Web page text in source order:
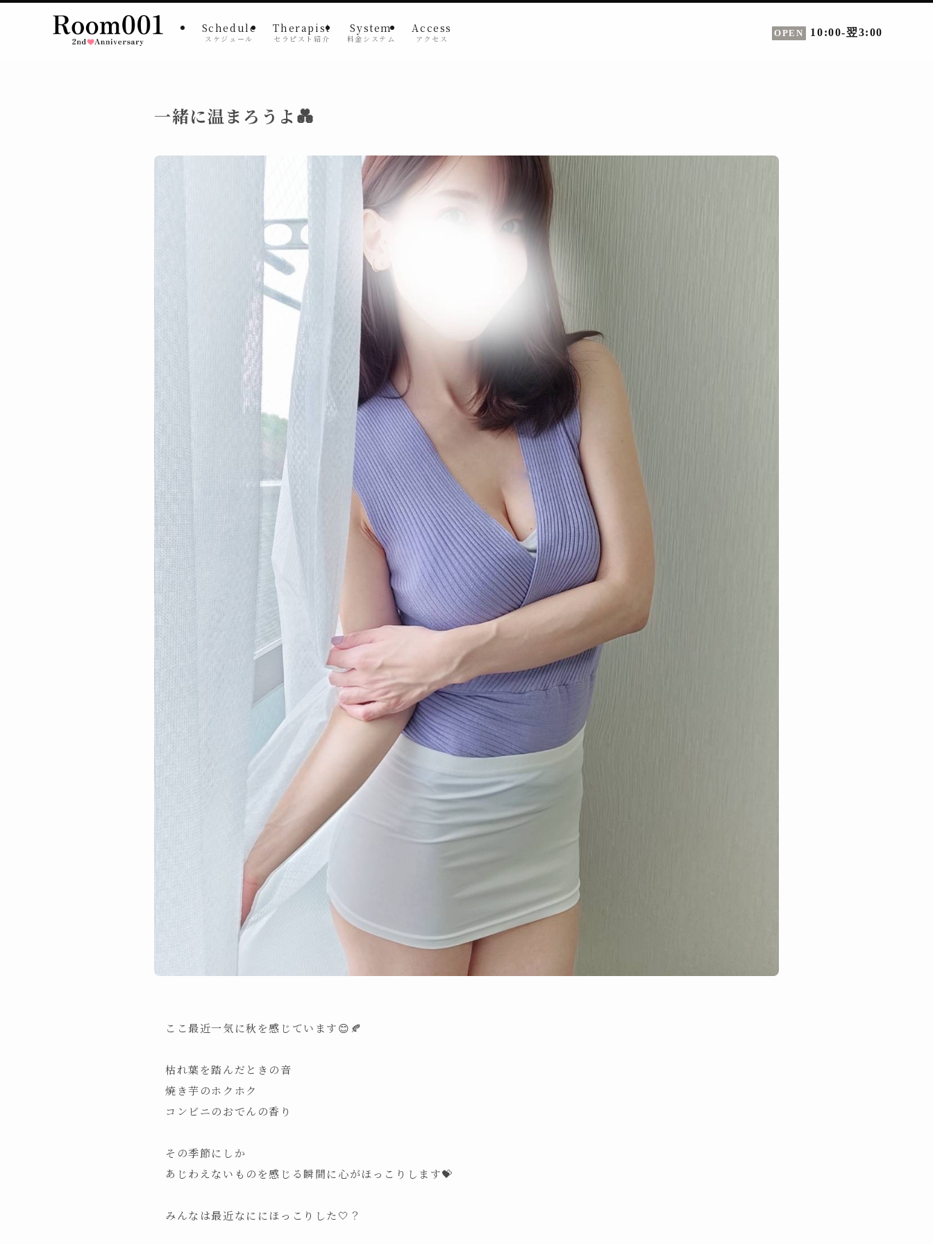
Schedule
スケジュール
Therapist
セラピスト紹介
System
料金システム
Access
アクセス OPEN 10:00-翌3:00
一緒に温まろうよ💑
ここ最近一気に秋を感じています😊🍂
枯れ葉を踏んだときの音
焼き芋のホクホク
コンビニのおでんの香り
その季節にしか
あじわえないものを感じる瞬間に心がほっこりします💝
みんなは最近なににほっこりした🤍？